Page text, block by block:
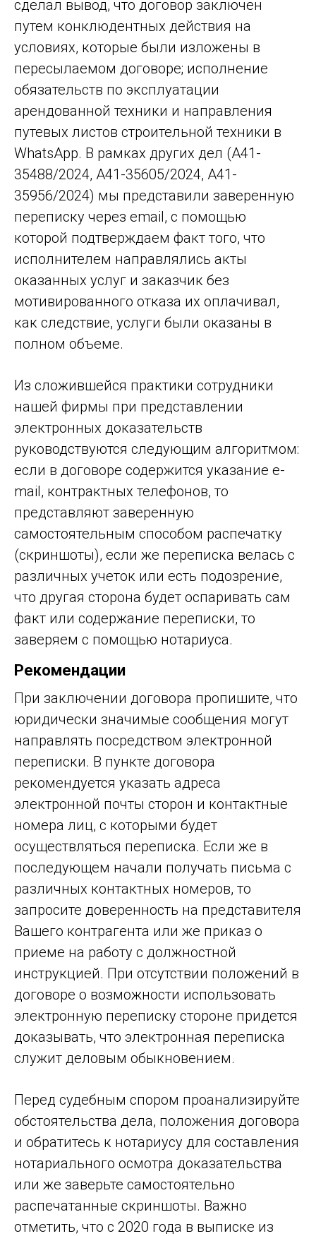
сделал вывод, что договор заключен
путем конклюдентных действия на
условиях, которые были изложены в
пересылаемом договоре; исполнение
обязательств по эксплуатации
арендованной техники и направления
путевых листов строительной техники в
WhatsApp. В рамках других дел (А41-
35488/2024, А41-35605/2024, А41-
35956/2024) мы представили заверенную
переписку через email, с помощью
которой подтверждаем факт того, что
исполнителем направлялись акты
оказанных услуг и заказчик без
мотивированного отказа их оплачивал,
как следствие, услуги были оказаны в
полном объеме.
Из сложившейся практики сотрудники
нашей фирмы при представлении
электронных доказательств
руководствуются следующим алгоритмом:
если в договоре содержится указание e-
mail, контрактных телефонов, то
представляют заверенную
самостоятельным способом распечатку
(скриншоты), если же переписка велась с
различных учеток или есть подозрение,
что другая сторона будет оспаривать сам
факт или содержание переписки, то
заверяем с помощью нотариуса.
Рекомендации
При заключении договора пропишите, что
юридически значимые сообщения могут
направлять посредством электронной
переписки. В пункте договора
рекомендуется указать адреса
электронной почты сторон и контактные
номера лиц, с которыми будет
осуществляться переписка. Если же в
последующем начали получать письма с
различных контактных номеров, то
запросите доверенность на представителя
Вашего контрагента или же приказ о
приеме на работу с должностной
инструкцией. При отсутствии положений в
договоре о возможности использовать
электронную переписку стороне придется
доказывать, что электронная переписка
служит деловым обыкновением.
Перед судебным спором проанализируйте
обстоятельства дела, положения договора
и обратитесь к нотариусу для составления
нотариального осмотра доказательства
или же заверьте самостоятельно
распечатанные скриншоты. Важно
отметить, что с 2020 года в выписке из